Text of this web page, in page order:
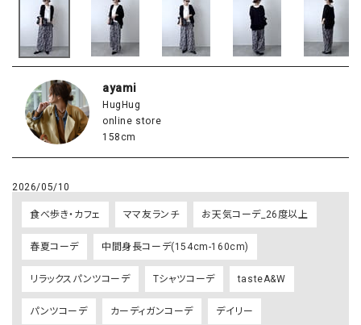
ayami
HugHug
online store
158cm
2026/05/10
食べ歩き・カフェ ママ友ランチ お天気コーデ_26度以上
春夏コーデ 中間身長コーデ(154cm-160cm)
リラックスパンツコーデ Tシャツコーデ tasteA&W
パンツコーデ カーディガンコーデ デイリー